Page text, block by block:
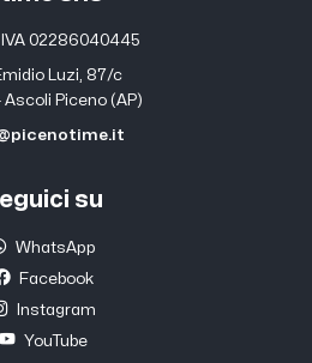
IVA 02286040445
Luzi, 87/c
Ascoli Piceno (AP)
su
WhatsApp
Facebook
Instagram
YouTube